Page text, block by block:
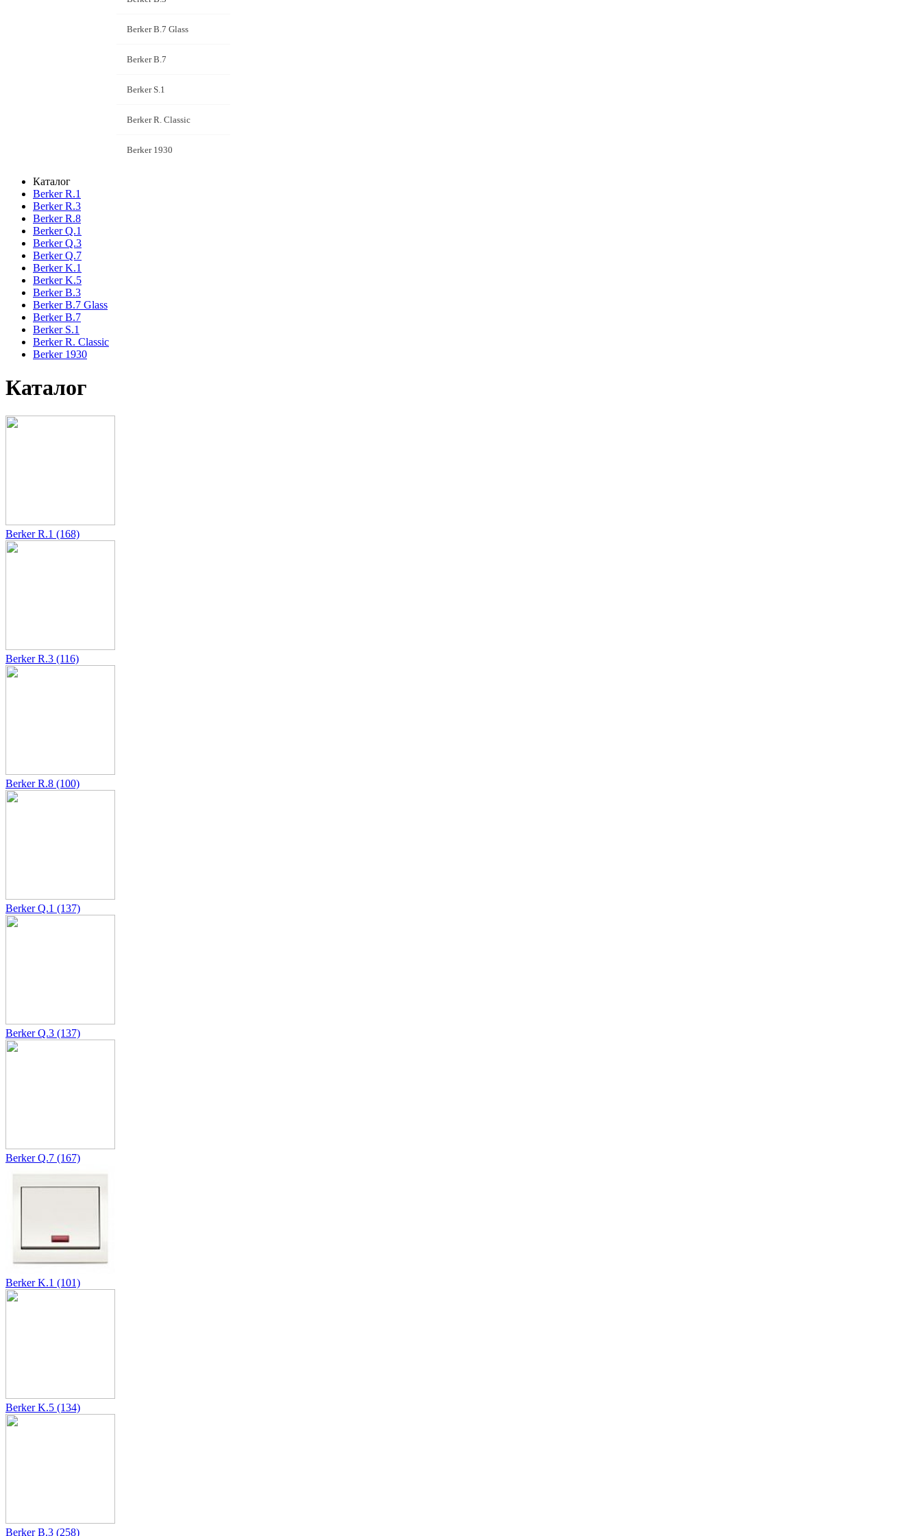
Berker B.7 Glass
Berker B.7
Berker S.1
Berker R. Classic
Berker 1930
Каталог
Berker R.1
Berker R.3
Berker R.8
Berker Q.1
Berker Q.3
Berker Q.7
Berker K.1
Berker K.5
Berker B.3
Berker B.7 Glass
Berker B.7
Berker S.1
Berker R. Classic
Berker 1930
Каталог
Berker R.1 (168)
Berker R.3 (116)
Berker R.8 (100)
Berker Q.1 (137)
Berker Q.3 (137)
Berker Q.7 (167)
Berker K.1 (101)
Berker K.5 (134)
Berker B.3 (258)